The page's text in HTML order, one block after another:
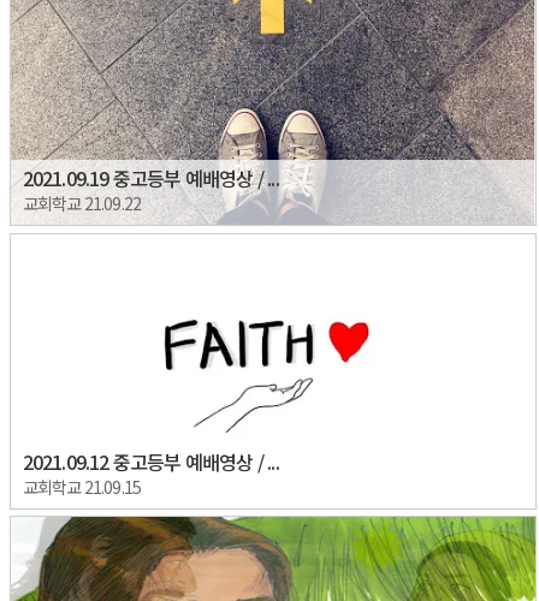
2021.09.19 중고등부 예배영상 / ...
교회학교 21.09.22
2021.09.12 중고등부 예배영상 / ...
교회학교 21.09.15